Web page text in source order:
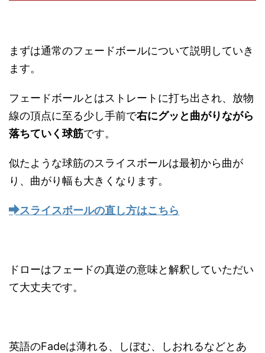
まずは通常のフェードボールについて説明していき
ます。
フェードボールとはストレートに打ち出され、放物
線の頂点に至る少し手前で右にグッと曲がりながら
落ちていく球筋です。
似たような球筋のスライスボールは最初から曲が
り、曲がり幅も大きくなります。
スライスボールの直し方はこちら
ドローはフェードの真逆の意味と解釈していただい
て大丈夫です。
英語のFadeは薄れる、しぼむ、しおれるなどとあ